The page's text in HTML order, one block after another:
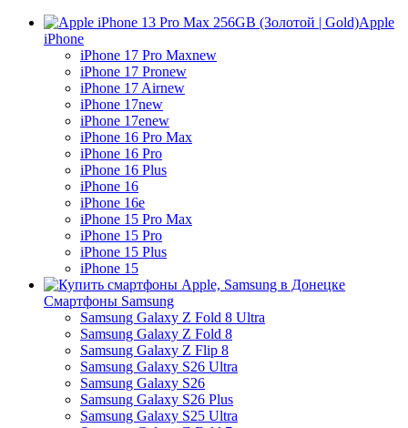
Apple
iPhone
iPhone 17 Pro Maxnew
iPhone 17 Pronew
iPhone 17 Airnew
iPhone 17new
iPhone 17enew
iPhone 16 Pro Max
iPhone 16 Pro
iPhone 16 Plus
iPhone 16
iPhone 16e
iPhone 15 Pro Max
iPhone 15 Pro
iPhone 15 Plus
iPhone 15
Смартфоны Samsung
Samsung Galaxy Z Fold 8 Ultra
Samsung Galaxy Z Fold 8
Samsung Galaxy Z Flip 8
Samsung Galaxy S26 Ultra
Samsung Galaxy S26
Samsung Galaxy S26 Plus
Samsung Galaxy S25 Ultra